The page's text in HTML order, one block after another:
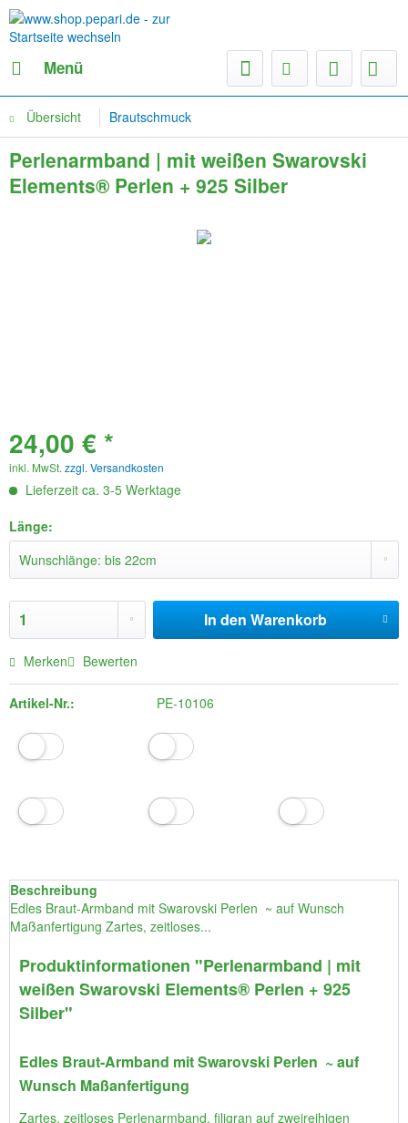
Menü
Übersicht Brautschmuck
Perlenarmband | mit weißen Swarovski
Elements® Perlen + 925 Silber
24,00 € *
inkl. MwSt. zzgl. Versandkosten
Lieferzeit ca. 3-5 Werktage
Länge:
In den Warenkorb
Merken Bewerten
Artikel-Nr.: PE-10106
Beschreibung
Edles Braut-Armband mit Swarovski Perlen ~ auf Wunsch
Maßanfertigung Zartes, zeitloses...
Produktinformationen "Perlenarmband | mit
weißen Swarovski Elements® Perlen + 925
Silber"
Edles Braut-Armband mit Swarovski Perlen ~ auf
Wunsch Maßanfertigung
Zartes, zeitloses Perlenarmband, filigran auf zweireihigen